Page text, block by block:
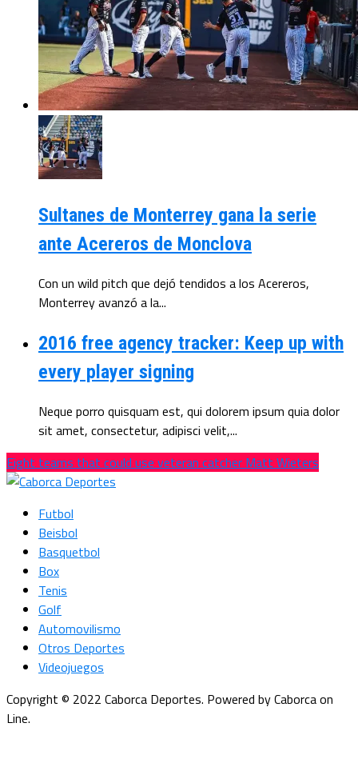
Sultanes de Monterrey gana la serie
ante Acereros de Monclova
Con un wild pitch que dejó tendidos a los Acereros,
Monterrey avanzó a la...
2016 free agency tracker: Keep up with
every player signing
Neque porro quisquam est, qui dolorem ipsum quia dolor
sit amet, consectetur, adipisci velit,...
Eight teams that could use veteran catcher Matt Wieters
Futbol
Beisbol
Basquetbol
Box
Tenis
Golf
Automovilismo
Otros Deportes
Videojuegos
Copyright © 2022 Caborca Deportes. Powered by Caborca on
Line.